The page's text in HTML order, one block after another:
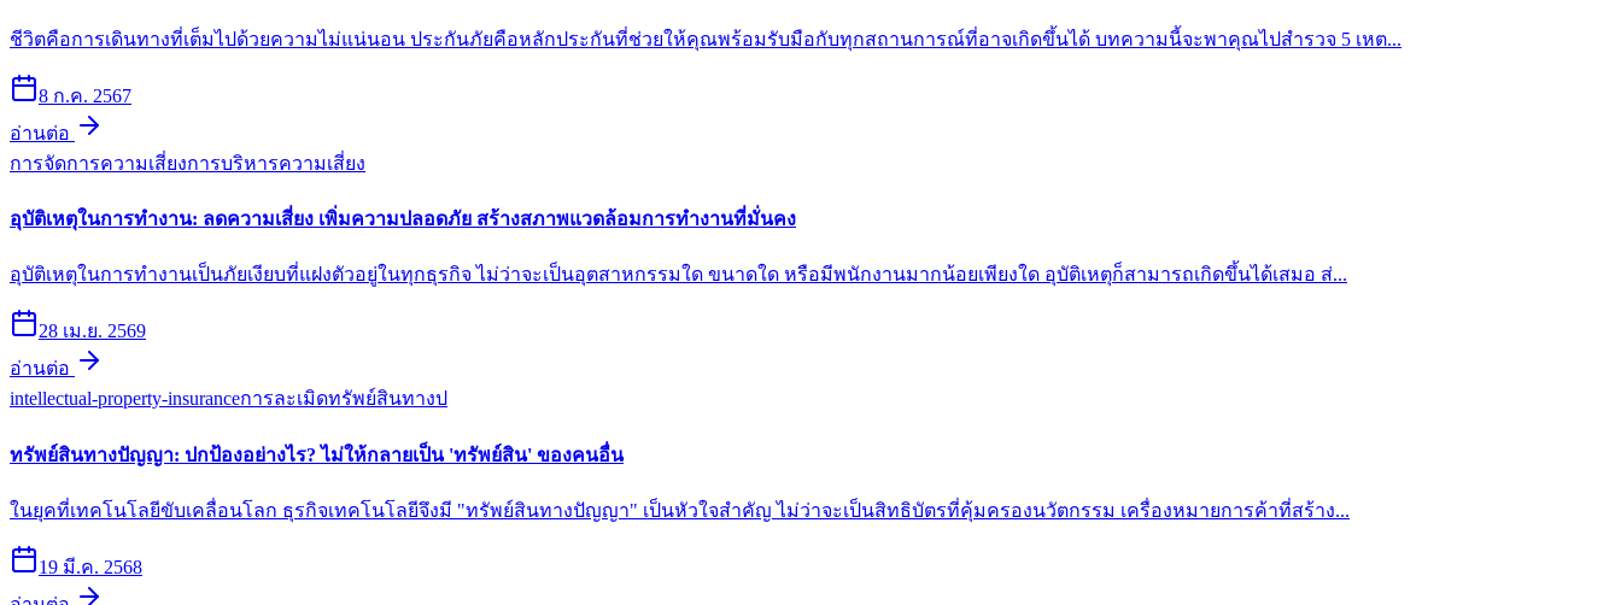
ชีวิตคือการเดินทางที่เต็มไปด้วยความไม่แน่นอน ประกันภัยคือหลักประกันที่ช่วยให้คุณพร้อมรับมือกับทุกสถานการณ์ที่อาจเกิดขึ้นได้ บทความนี้จะพาคุณไปสำรวจ 5 เหต...
8 ก.ค. 2567
อ่านต่อ
การจัดการความเสี่ยงการบริหารความเสี่ยง
อุบัติเหตุในการทำงาน: ลดความเสี่ยง เพิ่มความปลอดภัย สร้างสภาพแวดล้อมการทำงานที่มั่นคง
อุบัติเหตุในการทำงานเป็นภัยเงียบที่แฝงตัวอยู่ในทุกธุรกิจ ไม่ว่าจะเป็นอุตสาหกรรมใด ขนาดใด หรือมีพนักงานมากน้อยเพียงใด อุบัติเหตุก็สามารถเกิดขึ้นได้เสมอ ส่...
28 เม.ย. 2569
อ่านต่อ
intellectual-property-insuranceการละเมิดทรัพย์สินทางป
ทรัพย์สินทางปัญญา: ปกป้องอย่างไร? ไม่ให้กลายเป็น 'ทรัพย์สิน' ของคนอื่น
ในยุคที่เทคโนโลยีขับเคลื่อนโลก ธุรกิจเทคโนโลยีจึงมี "ทรัพย์สินทางปัญญา" เป็นหัวใจสำคัญ ไม่ว่าจะเป็นสิทธิบัตรที่คุ้มครองนวัตกรรม เครื่องหมายการค้าที่สร้าง...
19 มี.ค. 2568